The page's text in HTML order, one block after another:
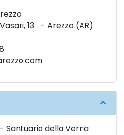
13 - Arezzo (AR)
Santuario della Verna